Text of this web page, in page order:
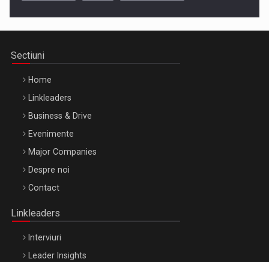
Be Inspired. Make it Happen!, ARTEMIS LETO, ORADEA, 8
Octombrie
Sectiuni
Home
Linkleaders
Business & Drive
Evenimente
Major Companies
Despre noi
Contact
Linkleaders
Interviuri
Leader Insights